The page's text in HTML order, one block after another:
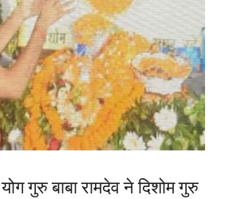
गुरु बाबा रामदेव ने दिशोम गुरु